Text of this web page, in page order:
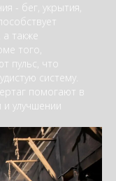
- бег, укрытия,
также
того,
пульс, что
систему.
помогают в
улучшении